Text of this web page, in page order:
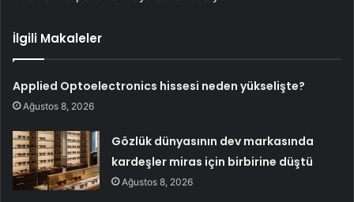
İlgili Makaleler
Applied Optoelectronics hissesi neden yükselişte?
Ağustos 8, 2026
Gözlük dünyasının dev markasında
kardeşler miras için birbirine düştü
Ağustos 8, 2026